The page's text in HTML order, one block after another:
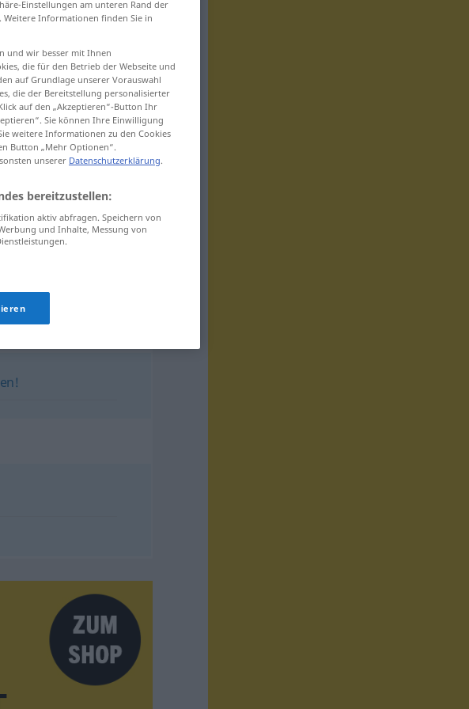
Einstellungen am unteren Rand der
Weitere Informationen finden Sie in
und wir besser mit Ihnen
die für den Betrieb der Webseite und
auf Grundlage unserer Vorauswahl
die der Bereitstellung personalisierter
auf den „Akzeptieren“-Button Ihr
Sie können Ihre Einwilligung
weitere Informationen zu den Cookies
Button „Mehr Optionen“.
unserer Datenschutzerklärung.
bereitzustellen:
aktiv abfragen. Speichern von
und Inhalte, Messung von